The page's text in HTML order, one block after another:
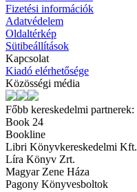
Fizetési információk
Adatvédelem
Oldaltérkép
Sütibeállítások
Kapcsolat
Kiadó elérhetősége
Közösségi média
Főbb kereskedelmi partnerek:
Book 24
Bookline
Libri Könyvkereskedelmi Kft.
Líra Könyv Zrt.
Magyar Zene Háza
Pagony Könyvesboltok